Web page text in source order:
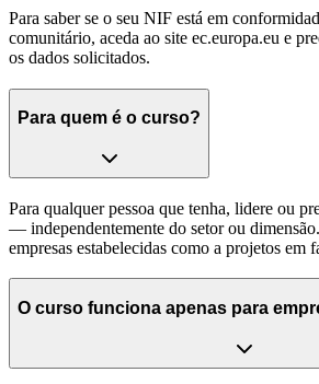
Para saber se o seu NIF está em
comunitário, aceda ao site ec.europa.eu e
os dados solicitados.
Para quem é o curso?
Para qualquer pessoa que tenha, lidere ou
— independentemente do setor ou
empresas estabelecidas como a projetos em
O curso funciona apenas para